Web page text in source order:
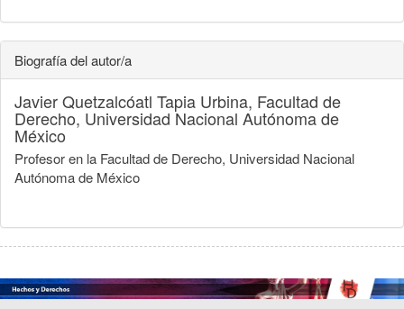
Biografía del autor/a
Javier Quetzalcóatl Tapia Urbina, Facultad de
Derecho, Universidad Nacional Autónoma de
México
Profesor en la Facultad de Derecho, Universidad Nacional
Autónoma de México